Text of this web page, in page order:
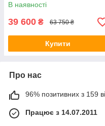
В наявності
39 600 ₴ 63 750 ₴
Купити
Про нас
96% позитивних з 159
Працює з 14.07.2011